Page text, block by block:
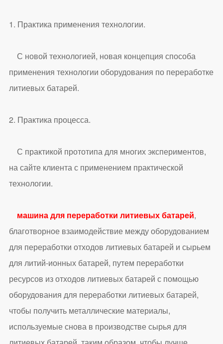
1. Практика применения технологии.
С новой технологией, новая концепция способа
применения технологии оборудования по переработке
литиевых батарей.
2. Практика процесса.
С практикой прототипа для многих экспериментов,
на сайте клиента с применением практической
технологии.
машина для переработки литиевых батарей,
благотворное взаимодействие между оборудованием
для переработки отходов литиевых батарей и сырьем
для литий-ионных батарей, путем переработки
ресурсов из отходов литиевых батарей с помощью
оборудования для переработки литиевых батарей,
чтобы получить металлические материалы,
используемые снова в производстве сырья для